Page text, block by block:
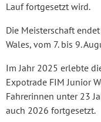
Lauf fortgesetzt wird.
Die Meisterschaft
Wales, vom 7. bis 9.
Im Jahr 2025 erlebte
Expotrade FIM Junior
Fahrerinnen unter 23
auch 2026 fortgesetzt.